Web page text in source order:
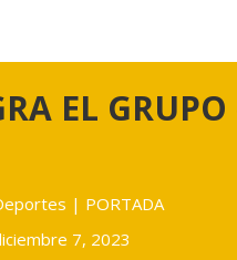
EL
| PORTADA
7, 2023